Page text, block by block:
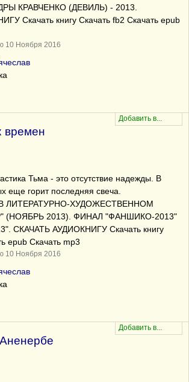
КРАВЧЕНКО (ДЕВИЛЬ) - 2013.
Скачать книгу Скачать fb2 Скачать epub
10 Ноября 2016
времен
Тьма - это отсутствие надежды. В
еще горит последняя свеча.
ЛИТЕРАТУРНО-ХУДОЖЕСТВЕННОМ
(НОЯБРЬ 2013). ФИНАЛ "ФАНШИКО-2013"
СКАЧАТЬ АУДИОКНИГУ Скачать книгу
epub Скачать mp3
10 Ноября 2016